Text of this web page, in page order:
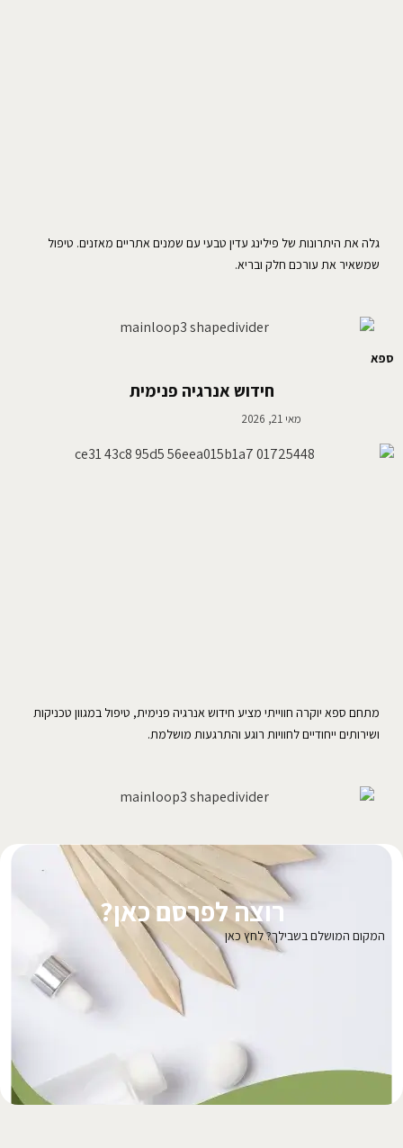
גלה את היתרונות של פילינג עדין טבעי עם שמנים אתריים מאזנים. טיפול
שמשאיר את עורכם חלק ובריא.
ספא
חידוש אנרגיה פנימית
מאי 21, 2026
מתחם ספא יוקרה חווייתי מציע חידוש אנרגיה פנימית, טיפול במגוון טכניקות
ושירותים ייחודיים לחוויות רוגע והתרגעות מושלמת.
רוצה לפרסם כאן?
המקום המושלם בשבילך? לחץ כאן